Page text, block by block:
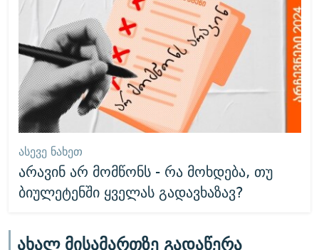
ᲐᲡᲔᲕᲔ ᲜᲐᲮᲔᲗ
არავინ არ მომწონს - რა მოხდება, თუ
ბიულეტენში ყველას გადავხაზავ?
ახალ მისამართზე გადაწერა